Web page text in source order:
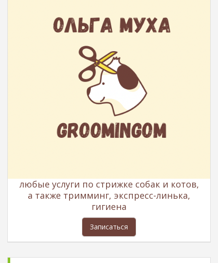
любые услуги по стрижке собак и котов,
а также тримминг, экспресс-линька,
гигиена
Записаться